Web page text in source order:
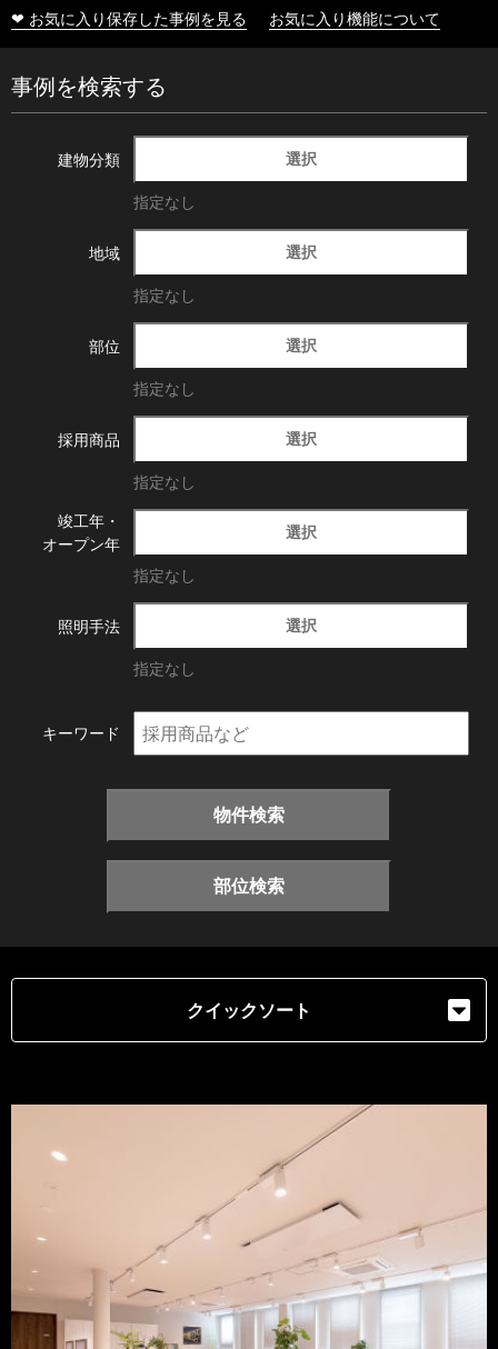
❤ お気に入り保存した事例を見る お気に入り機能について
事例を検索する
建物分類 選択
指定なし
地域 選択
指定なし
部位 選択
指定なし
採用商品 選択
指定なし
竣工年・
オープン年
選択
指定なし
照明手法 選択
指定なし
キーワード
物件検索
部位検索
クイックソート